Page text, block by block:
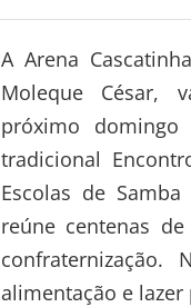
A Arena
Moleque César,
próximo
tradicional
Escolas de
reúne centenas
alimentação e